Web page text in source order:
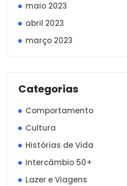
maio 2023
abril 2023
março 2023
Categorias
Comportamento
Cultura
Histórias de Vida
Intercâmbio 50+
Lazer e Viagens